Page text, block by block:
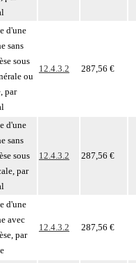
d'une
sans
sous
ou
par
12.4.3.2 287,56 €
d'une
sans
sous
par
12.4.3.2 287,56 €
d'une
avec
par
12.4.3.2 287,56 €